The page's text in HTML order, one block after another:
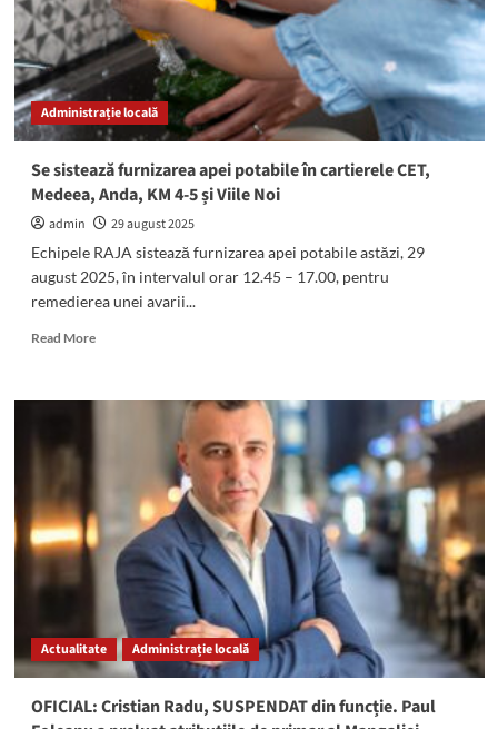
localitatea
Castelu
și
în
cartierul
Partizanu
din
Administrație locală
Se sistează furnizarea apei potabile în cartierele CET,
Medeea, Anda, KM 4-5 și Viile Noi
admin
29 august 2025
Echipele RAJA sistează furnizarea apei potabile astăzi, 29
august 2025, în intervalul orar 12.45 – 17.00, pentru
remedierea unei avarii...
Read MoreRead
Se
cartierele
CET,
Medeea,
Anda,
5
și
Noi
Actualitate Administrație locală
OFICIAL: Cristian Radu, SUSPENDAT din funcție. Paul